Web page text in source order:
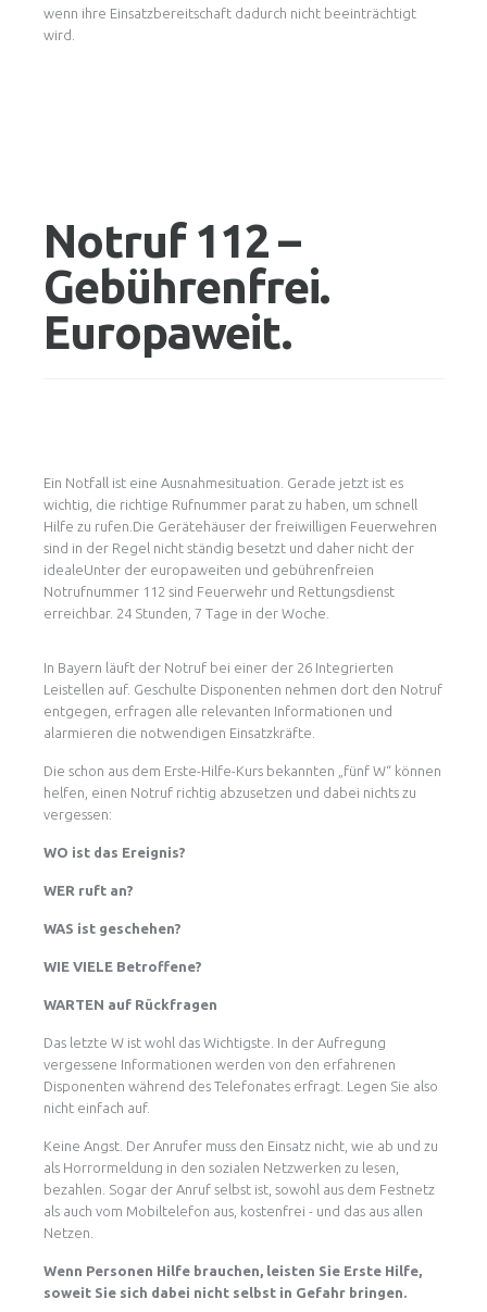
wenn ihre Einsatzbereitschaft dadurch nicht beeinträchtigt
wird.
Notruf 112 –
Gebührenfrei.
Europaweit.
Ein Notfall ist eine Ausnahmesituation. Gerade jetzt ist es
wichtig, die richtige Rufnummer parat zu haben, um schnell
Hilfe zu rufen.Die Gerätehäuser der freiwilligen Feuerwehren
sind in der Regel nicht ständig besetzt und daher nicht der
idealeUnter der europaweiten und gebührenfreien
Notrufnummer 112 sind Feuerwehr und Rettungsdienst
erreichbar. 24 Stunden, 7 Tage in der Woche.
In Bayern läuft der Notruf bei einer der 26 Integrierten
Leistellen auf. Geschulte Disponenten nehmen dort den Notruf
entgegen, erfragen alle relevanten Informationen und
alarmieren die notwendigen Einsatzkräfte.
Die schon aus dem Erste-Hilfe-Kurs bekannten „fünf W“ können
helfen, einen Notruf richtig abzusetzen und dabei nichts zu
vergessen:
WO ist das Ereignis?
WER ruft an?
WAS ist geschehen?
WIE VIELE Betroffene?
WARTEN auf Rückfragen
Das letzte W ist wohl das Wichtigste. In der Aufregung
vergessene Informationen werden von den erfahrenen
Disponenten während des Telefonates erfragt. Legen Sie also
nicht einfach auf.
Keine Angst. Der Anrufer muss den Einsatz nicht, wie ab und zu
als Horrormeldung in den sozialen Netzwerken zu lesen,
bezahlen. Sogar der Anruf selbst ist, sowohl aus dem Festnetz
als auch vom Mobiltelefon aus, kostenfrei - und das aus allen
Netzen.
Wenn Personen Hilfe brauchen, leisten Sie Erste Hilfe,
soweit Sie sich dabei nicht selbst in Gefahr bringen.